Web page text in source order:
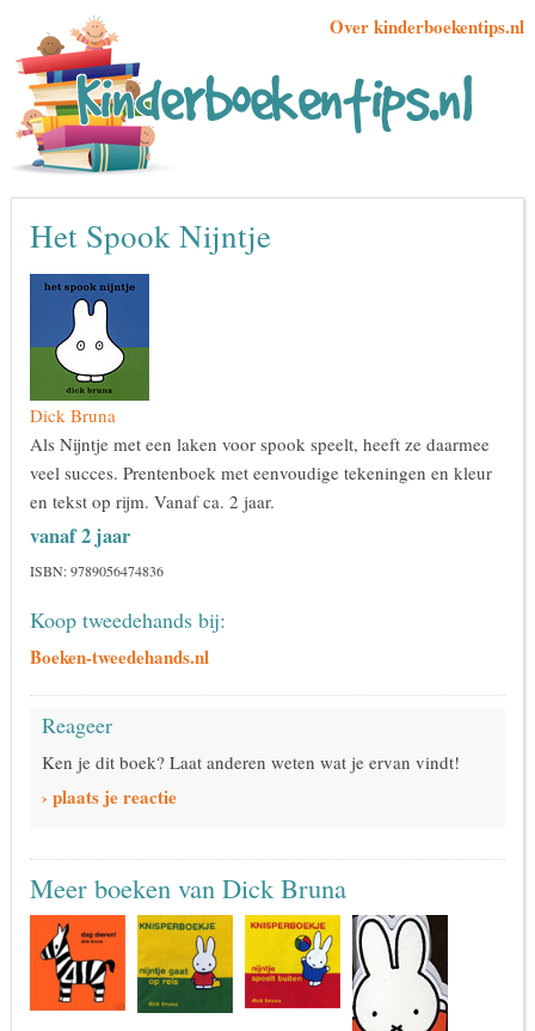
Over kinderboekentips.nl
Het Spook Nijntje
Dick Bruna
Als Nijntje met een laken voor spook speelt, heeft ze daarmee
veel succes. Prentenboek met eenvoudige tekeningen en kleur
en tekst op rijm. Vanaf ca. 2 jaar.
vanaf 2 jaar
ISBN: 9789056474836
Koop tweedehands bij:
Boeken-tweedehands.nl
Reageer
Ken je dit boek? Laat anderen weten wat je ervan vindt!
› plaats je reactie
Meer boeken van Dick Bruna